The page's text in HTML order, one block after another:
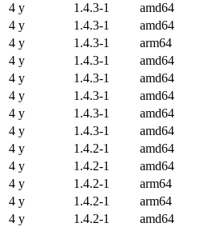
4 y
1.4.3-1 amd64
4 y
1.4.3-1 amd64
4 y
1.4.3-1 arm64
4 y
1.4.3-1 amd64
4 y
1.4.3-1 amd64
4 y
1.4.3-1 amd64
4 y
1.4.3-1 amd64
4 y
1.4.3-1 amd64
4 y
1.4.2-1 amd64
4 y
1.4.2-1 amd64
4 y
1.4.2-1 arm64
4 y
1.4.2-1 arm64
4 y
1.4.2-1 amd64